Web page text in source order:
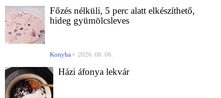
Főzés nélküli, 5 perc alatt elkészíthető,
hideg gyümölcsleves
Konyha 2026. 08. 06.
Házi áfonya lekvár